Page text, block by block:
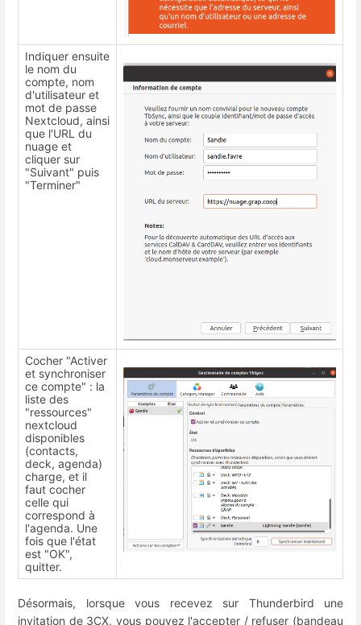
Indiquer ensuite
le nom du
compte, nom
d'utilisateur et
mot de passe
Nextcloud, ainsi
que l'URL du
nuage et
cliquer sur
"Suivant" puis
"Terminer"
Cocher "Activer
et synchroniser
ce compte" : la
liste des
"ressources"
nextcloud
disponibles
(contacts,
deck, agenda)
charge, et il
faut cocher
celle qui
correspond à
l'agenda. Une
fois que l'état
est "OK",
quitter.
Désormais, lorsque vous recevez sur Thunderbird une
invitation de 3CX, vous pouvez l'accepter / refuser (bandeau